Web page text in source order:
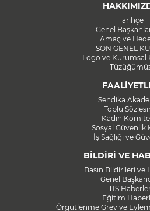
Tarihçe
Genel
Amaç ve
SON GENEL
Logo ve Kurumsal
Sendika
Toplu
Kadın
Sosyal Güvenlik
İş Sağlığı ve
BİLDİRİ VE
Basın Bildirileri ve
Genel
TİS
Eğitim
Örgütlenme Grev ve